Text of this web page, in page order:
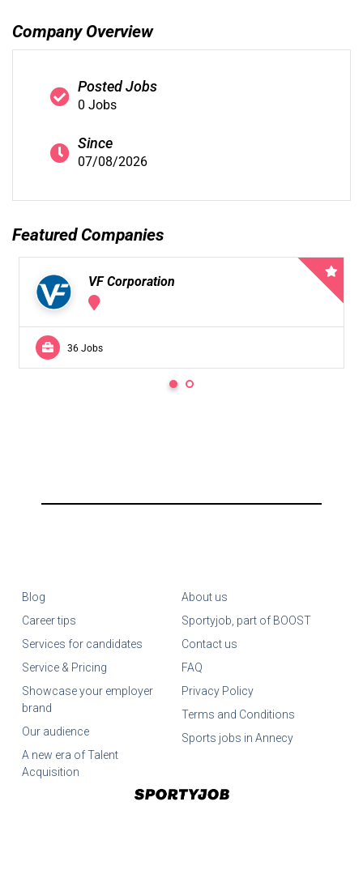
Company Overview
Posted Jobs
0 Jobs
Since
07/08/2026
Featured Companies
VF Corporation
36 Jobs
Blog
Career tips
Services for candidates
Service & Pricing
Showcase your employer
brand
Our audience
A new era of Talent
Acquisition
About us
Sportyjob, part of BOOST
Contact us
FAQ
Privacy Policy
Terms and Conditions
Sports jobs in Annecy